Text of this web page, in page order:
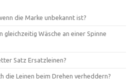
die Marke unbekannt ist?
gleichzeitig Wäsche an einer Spinne
Satz Ersatzleinen?
die Leinen beim Drehen verheddern?